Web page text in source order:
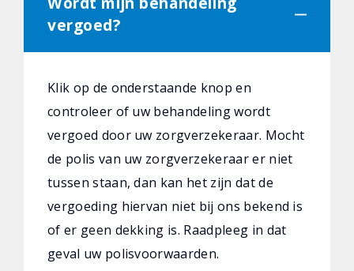
vergoed?
Klik op de onderstaande knop en
controleer of uw behandeling wordt
vergoed door uw zorgverzekeraar. Mocht
de polis van uw zorgverzekeraar er niet
tussen staan, dan kan het zijn dat de
vergoeding hiervan niet bij ons bekend is
of er geen dekking is. Raadpleeg in dat
geval uw polisvoorwaarden.